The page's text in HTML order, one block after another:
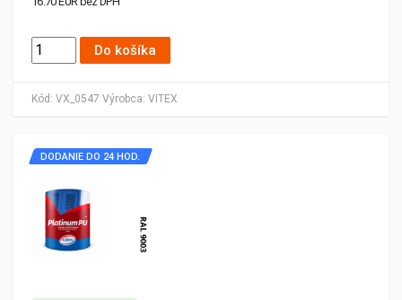
Kód: VX_0547 Výrobca: VITEX
Do košíka
DODANIE DO 24 HOD.